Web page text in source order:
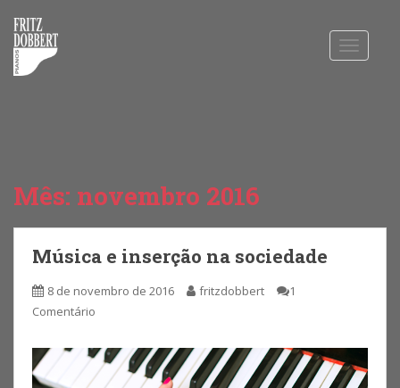
Mês: novembro 2016
Música e inserção na sociedade
8 de novembro de 2016 fritzdobbert
1
Comentário